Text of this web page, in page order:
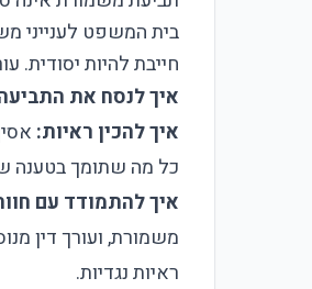
בית המשפט לענייני
חייבת להיות יסודית.
איך לנסח את
איך להכין ראיות:
כל מה שתומך בטענה
איך להתמודד עם
משמורת, ועורך דין
ראיות נגדיות.